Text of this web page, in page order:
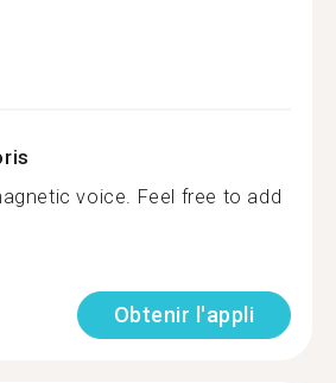
voice. Feel free to add
Obtenir l'appli